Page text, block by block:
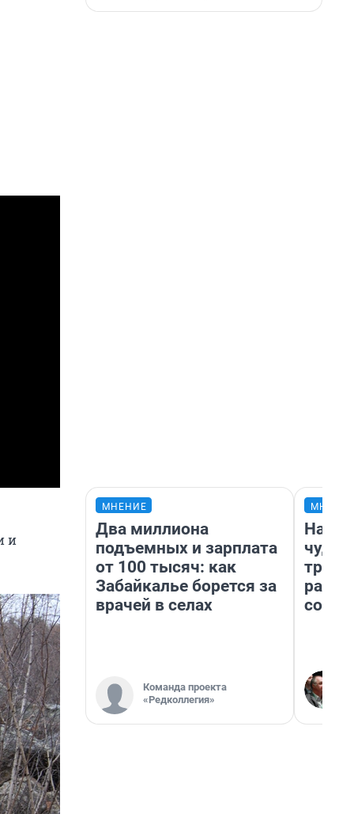
и
МНЕНИЕ
Два миллиона
подъемных и зарплата
от 100 тысяч: как
Забайкалье борется за
врачей в селах
Команда проекта
«Редколлегия»